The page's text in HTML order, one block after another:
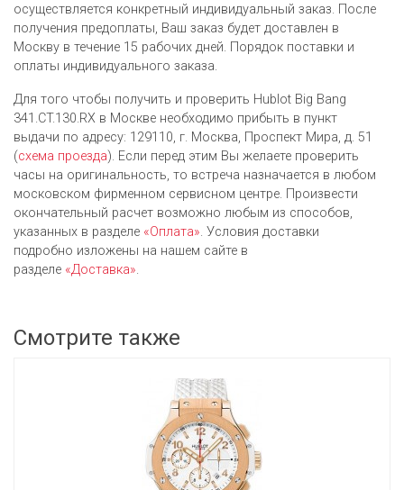
осуществляется конкретный индивидуальный заказ. После
получения предоплаты, Ваш заказ будет доставлен в
Москву в течение 15 рабочих дней. Порядок поставки и
оплаты индивидуального заказа.
Для того чтобы получить и проверить Hublot Big Bang
341.CT.130.RX в Москве необходимо прибыть в пункт
выдачи по адресу: 129110, г. Москва, Проспект Мира, д. 51
(схема проезда). Если перед этим Вы желаете проверить
часы на оригинальность, то встреча назначается в любом
московском фирменном сервисном центре. Произвести
окончательный расчет возможно любым из cпособов,
указанных в разделе «Оплата». Условия доставки
подробно изложены на нашем сайте в
разделе «Доставка».
Смотрите также